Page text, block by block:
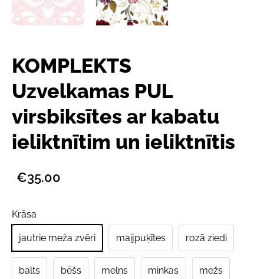
KOMPLEKTS
Uzvelkamas PUL
virsbiksītes ar kabatu
ieliktnītim un ieliktnītis
€35.00
Krāsa
jautrie meža zvēri maijpuķītes rozā ziedi
balts bēšs melns minkas mežs